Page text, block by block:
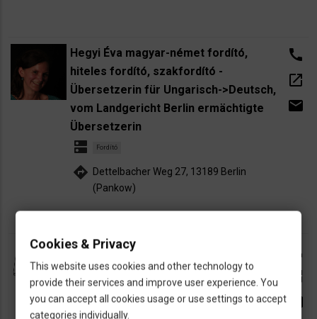
Hegyi Éva magyar-német fordító,
hiteles fordító, szakfordító -
Übersetzerin für Ungarisch->Deutsch,
vom Landgericht Berlin ermächtigte
Übersetzerin
dns Fordító
directions Dettelbacher Weg 27, 13189 Berlin
(Pankow)
call
open_in_new
email
Tóth Orsolya
dns Fordító Tolmács
directions Reichenberger Str. 10, 85622 Feldkirchen
call
open_in_new
email
Cookies & Privacy
This website uses cookies and other technology to
provide their services and improve user experience. You
you can accept all cookies usage or use settings to accept
categories individually.